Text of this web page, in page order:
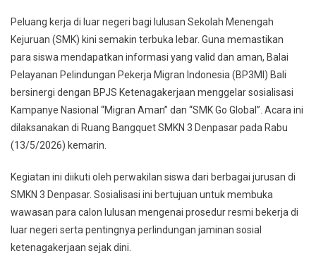
Peluang kerja di luar negeri bagi lulusan Sekolah Menengah
Kejuruan (SMK) kini semakin terbuka lebar. Guna memastikan
para siswa mendapatkan informasi yang valid dan aman, Balai
Pelayanan Pelindungan Pekerja Migran Indonesia (BP3MI) Bali
bersinergi dengan BPJS Ketenagakerjaan menggelar sosialisasi
Kampanye Nasional “Migran Aman” dan “SMK Go Global”. Acara ini
dilaksanakan di Ruang Bangquet SMKN 3 Denpasar pada Rabu
(13/5/2026) kemarin.
Kegiatan ini diikuti oleh perwakilan siswa dari berbagai jurusan di
SMKN 3 Denpasar. Sosialisasi ini bertujuan untuk membuka
wawasan para calon lulusan mengenai prosedur resmi bekerja di
luar negeri serta pentingnya perlindungan jaminan sosial
ketenagakerjaan sejak dini.